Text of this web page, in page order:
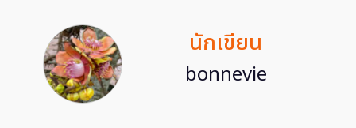
นักเขียน
bonnevie